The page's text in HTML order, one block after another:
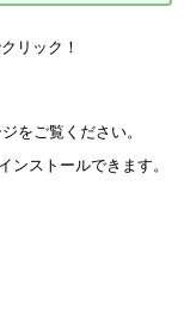
リック！
をご覧ください。
ンストールできます。